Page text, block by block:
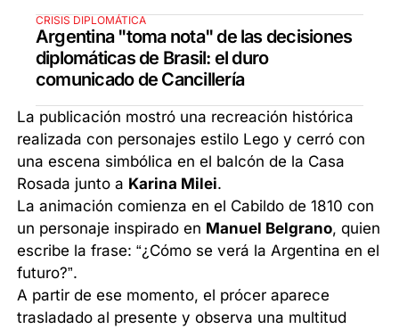
CRISIS DIPLOMÁTICA
Argentina "toma nota" de las decisiones
diplomáticas de Brasil: el duro
comunicado de Cancillería
La publicación mostró una recreación histórica
realizada con personajes estilo Lego y cerró con
una escena simbólica en el balcón de la Casa
Rosada junto a Karina Milei.
La animación comienza en el Cabildo de 1810 con
un personaje inspirado en Manuel Belgrano, quien
escribe la frase: “¿Cómo se verá la Argentina en el
futuro?”.
A partir de ese momento, el prócer aparece
trasladado al presente y observa una multitud